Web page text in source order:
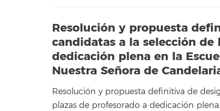
Resolución y propuesta
candidatas a la selección de
dedicación plena en la
Nuestra Señora de
Resolución y propuesta definitiva de
plazas de profesorado a dedicación